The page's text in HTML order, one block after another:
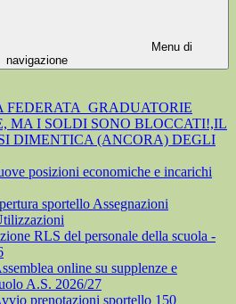
Menu di
navigazione
FEDERATA_GRADUATORIE
MA I SOLDI SONO BLOCCATI!,IL
DIMENTICA (ANCORA) DEGLI
posizioni economiche e incarichi
sportello Assegnazioni
RLS del personale della scuola -
online su supplenze e
A.S. 2026/27
prenotazioni sportello 150